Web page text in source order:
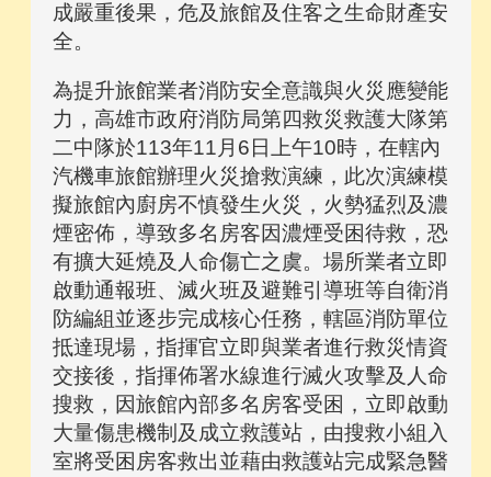
成嚴重後果，危及旅館及住客之生命財產安
全。
為提升旅館業者消防安全意識與火災應變能
力，高雄市政府消防局第四救災救護大隊第
二中隊於113年11月6日上午10時，在轄內
汽機車旅館辦理火災搶救演練，此次演練模
擬旅館內廚房不慎發生火災，火勢猛烈及濃
煙密佈，導致多名房客因濃煙受困待救，恐
有擴大延燒及人命傷亡之虞。場所業者立即
啟動通報班、滅火班及避難引導班等自衛消
防編組並逐步完成核心任務，轄區消防單位
抵達現場，指揮官立即與業者進行救災情資
交接後，指揮佈署水線進行滅火攻擊及人命
搜救，因旅館內部多名房客受困，立即啟動
大量傷患機制及成立救護站，由搜救小組入
室將受困房客救出並藉由救護站完成緊急醫